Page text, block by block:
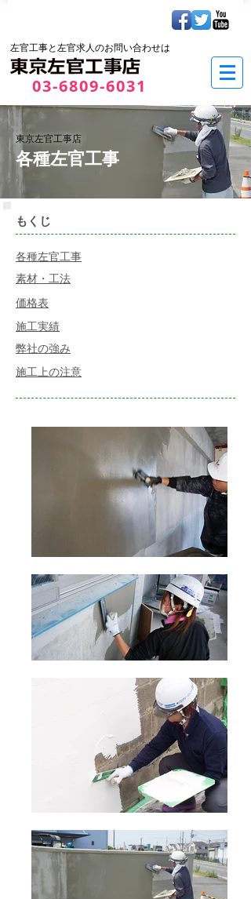
03-6809-6031
左官工事と左官求人のお問い合わせは
各種左官工事
東京左官工事店
もくじ
​施工実績
各種左官工事
価格表
​施工上の注意
弊社の強み
​素材・工法